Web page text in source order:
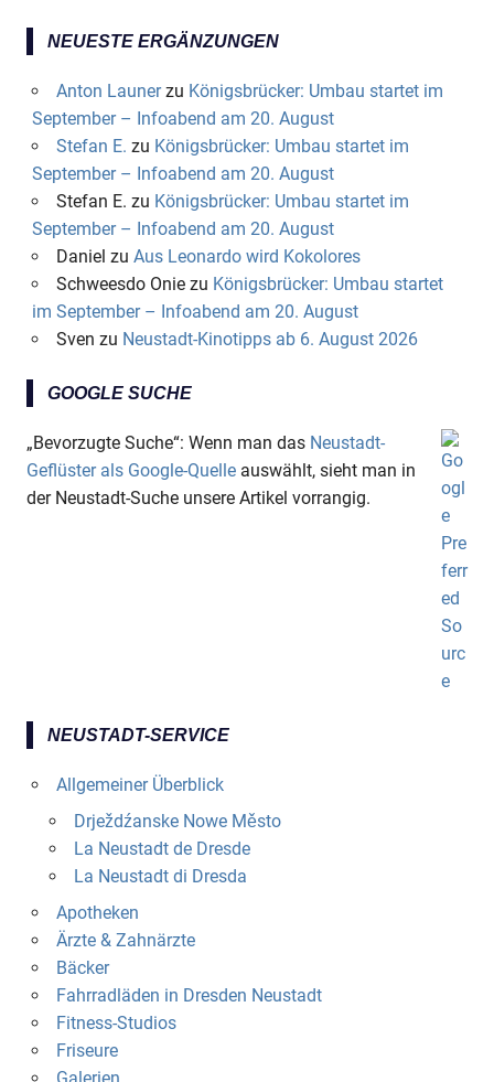
NEUESTE ERGÄNZUNGEN
Anton Launerzu Königsbrücker: Umbau startet im
September – Infoabend am 20. August
Stefan E. zu Königsbrücker: Umbau startet im
September – Infoabend am 20. August
Stefan E. zu Königsbrücker: Umbau startet im
September – Infoabend am 20. August
Daniel zu Aus Leonardo wird Kokolores
Schweesdo Oniezu Königsbrücker: Umbau startet
im September – Infoabend am 20. August
Sven zu Neustadt-Kinotipps ab 6. August 2026
GOOGLE SUCHE
„Bevorzugte Suche“: Wenn man das Neustadt-
Geflüster als Google-Quelle auswählt, sieht man in
der Neustadt-Suche unsere Artikel vorrangig.
NEUSTADT-SERVICE
Allgemeiner Überblick
Drježdźanske Nowe Město
La Neustadt de Dresde
La Neustadt di Dresda
Apotheken
Ärzte & Zahnärzte
Bäcker
Fahrradläden in Dresden Neustadt
Fitness-Studios
Friseure